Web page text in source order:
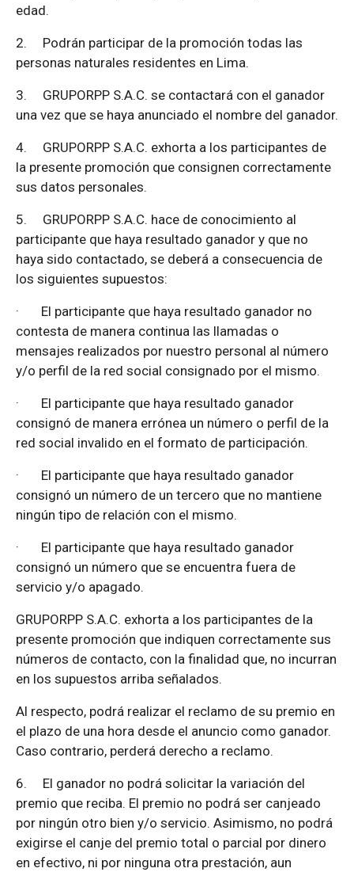
edad.
2. Podrán participar de la promoción todas las
personas naturales residentes en Lima.
3. GRUPORPP S.A.C. se contactará con el ganador
una vez que se haya anunciado el nombre del ganador.
4. GRUPORPP S.A.C. exhorta a los participantes de
la presente promoción que consignen correctamente
sus datos personales.
5. GRUPORPP S.A.C. hace de conocimiento al
participante que haya resultado ganador y que no
haya sido contactado, se deberá a consecuencia de
los siguientes supuestos:
· El participante que haya resultado ganador no
contesta de manera continua las llamadas o
mensajes realizados por nuestro personal al número
y/o perfil de la red social consignado por el mismo.
· El participante que haya resultado ganador
consignó de manera errónea un número o perfil de la
red social invalido en el formato de participación.
· El participante que haya resultado ganador
consignó un número de un tercero que no mantiene
ningún tipo de relación con el mismo.
· El participante que haya resultado ganador
consignó un número que se encuentra fuera de
servicio y/o apagado.
GRUPORPP S.A.C. exhorta a los participantes de la
presente promoción que indiquen correctamente sus
números de contacto, con la finalidad que, no incurran
en los supuestos arriba señalados.
Al respecto, podrá realizar el reclamo de su premio en
el plazo de una hora desde el anuncio como ganador.
Caso contrario, perderá derecho a reclamo.
6. El ganador no podrá solicitar la variación del
premio que reciba. El premio no podrá ser canjeado
por ningún otro bien y/o servicio. Asimismo, no podrá
exigirse el canje del premio total o parcial por dinero
en efectivo, ni por ninguna otra prestación, aun